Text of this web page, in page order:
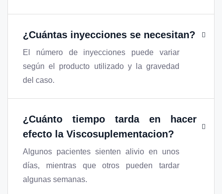
¿Cuántas inyecciones se necesitan?
El número de inyecciones puede variar
según el producto utilizado y la gravedad
del caso.
¿Cuánto tiempo tarda en hacer
efecto la Viscosuplementacion?
Algunos pacientes sienten alivio en unos
días, mientras que otros pueden tardar
algunas semanas.